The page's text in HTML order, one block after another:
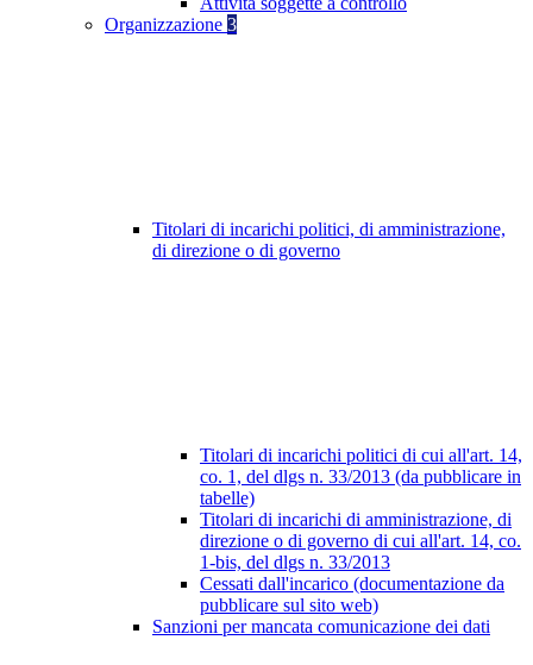
Organizzazione 3
Titolari di incarichi politici, di amministrazione,
di direzione o di governo
Titolari di incarichi politici di cui all'art. 14,
co. 1, del dlgs n. 33/2013 (da pubblicare in
tabelle)
Titolari di incarichi di amministrazione, di
direzione o di governo di cui all'art. 14, co.
1-bis, del dlgs n. 33/2013
Cessati dall'incarico (documentazione da
pubblicare sul sito web)
Sanzioni per mancata comunicazione dei dati